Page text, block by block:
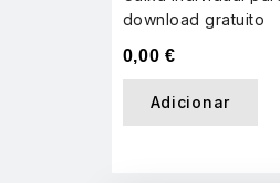
download gratuito
0,00€
Adicionar